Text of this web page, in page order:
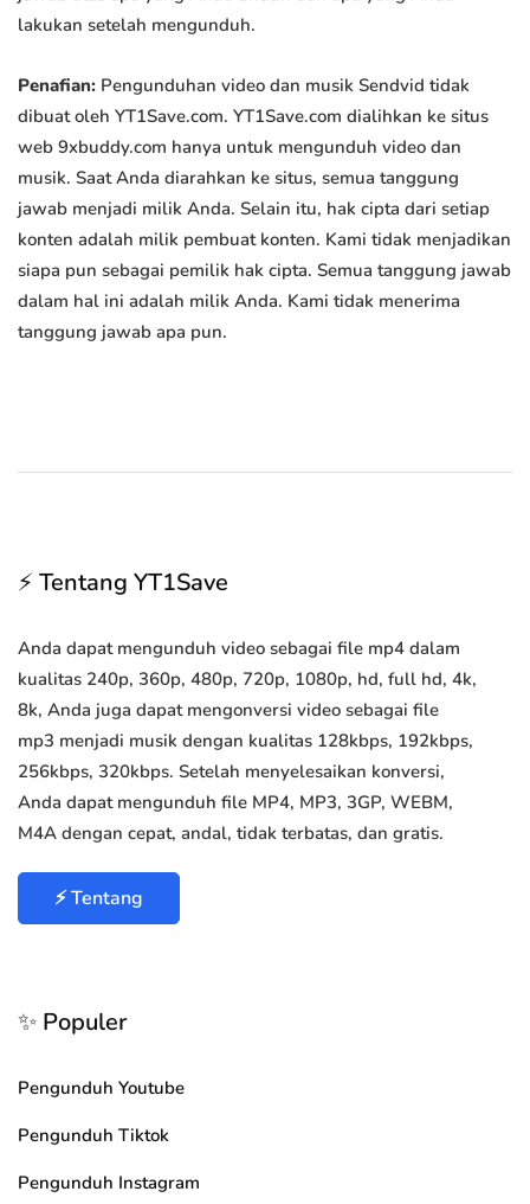
lakukan setelah mengunduh.
Penafian: Pengunduhan video dan musik Sendvid tidak
dibuat oleh YT1Save.com. YT1Save.com dialihkan ke situs
web 9xbuddy.com hanya untuk mengunduh video dan
musik. Saat Anda diarahkan ke situs, semua tanggung
jawab menjadi milik Anda. Selain itu, hak cipta dari setiap
konten adalah milik pembuat konten. Kami tidak menjadikan
siapa pun sebagai pemilik hak cipta. Semua tanggung jawab
dalam hal ini adalah milik Anda. Kami tidak menerima
tanggung jawab apa pun.
⚡ Tentang YT1Save
Anda dapat mengunduh video sebagai file mp4 dalam
kualitas 240p, 360p, 480p, 720p, 1080p, hd, full hd, 4k,
8k, Anda juga dapat mengonversi video sebagai file
mp3 menjadi musik dengan kualitas 128kbps, 192kbps,
256kbps, 320kbps. Setelah menyelesaikan konversi,
Anda dapat mengunduh file MP4, MP3, 3GP, WEBM,
M4A dengan cepat, andal, tidak terbatas, dan gratis.
⚡ Tentang
✨ Populer
Pengunduh Youtube
Pengunduh Tiktok
Pengunduh Instagram